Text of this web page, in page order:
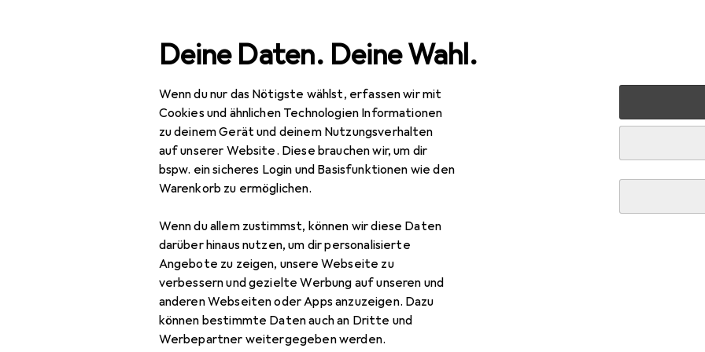
Deine Daten. Deine Wahl.
Wenn du nur das Nötigste wählst, erfassen wir mit
Cookies und ähnlichen Technologien Informationen
zu deinem Gerät und deinem Nutzungsverhalten
auf unserer Website. Diese brauchen wir, um dir
bspw. ein sicheres Login und Basisfunktionen wie den
Warenkorb zu ermöglichen.
Wenn du allem zustimmst, können wir diese Daten
darüber hinaus nutzen, um dir personalisierte
Angebote zu zeigen, unsere Webseite zu
verbessern und gezielte Werbung auf unseren und
anderen Webseiten oder Apps anzuzeigen. Dazu
können bestimmte Daten auch an Dritte und
Werbepartner weitergegeben werden.
Navigation nach Kategorien
Gesamtsortiment Baumarkt + Garten Werkzeug + Werkstatt